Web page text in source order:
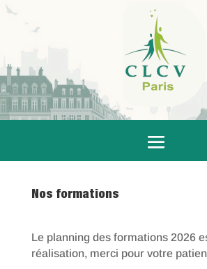
Nos formations
Le planning des formations 2026
réalisation, merci pour votre